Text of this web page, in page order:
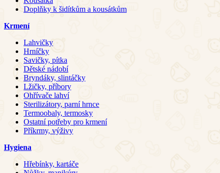
Doplňky k šidítkům a kousátkům
Krmení
Lahvičky
Hrníčky
Savičky, pítka
Dětské nádobí
Bryndáky, slintáčky
Lžičky, příbory
Ohřívače lahví
Sterilizátory, parní hrnce
Termoobaly, termosky
Ostatní potřeby pro krmení
Příkrmy, výživy
Hygiena
Hřebínky, kartáče